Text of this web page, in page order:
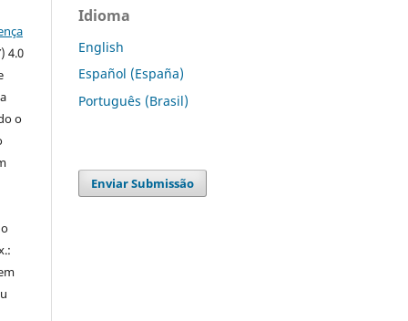
4.0
o
Idioma
English
Español (España)
Português (Brasil)
Enviar Submissão